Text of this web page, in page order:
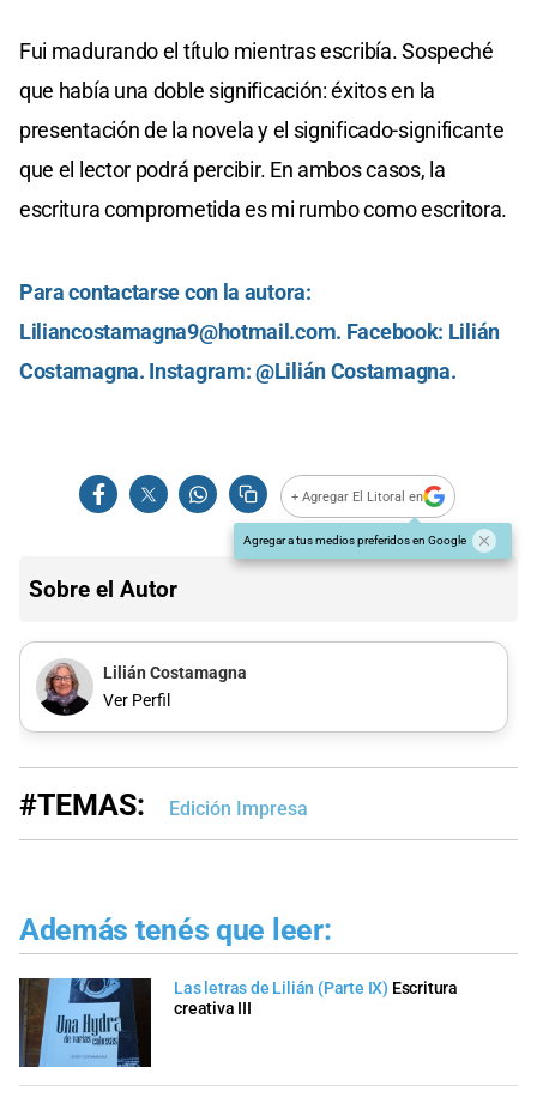
Fui madurando el título mientras escribía. Sospeché
que había una doble significación: éxitos en la
presentación de la novela y el significado-significante
que el lector podrá percibir. En ambos casos, la
escritura comprometida es mi rumbo como escritora.
Para contactarse con la autora:
Liliancostamagna9@hotmail.com. Facebook: Lilián
Costamagna. Instagram: @Lilián Costamagna.
+ Agregar El Litoral en
Agregar a tus medios preferidos en Google
Sobre el Autor
Lilián Costamagna
Ver Perfil
#TEMAS: Edición Impresa
Además tenés que leer:
Las letras de Lilián (Parte IX) Escritura
creativa III